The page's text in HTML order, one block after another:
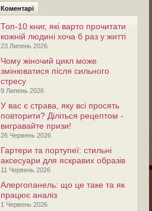
Коментарі
Топ-10 книг, які варто прочитати
кожній людині хоча б раз у житті
23 Липень 2026
Чому жіночий цикл може
змінюватися після сильного
стресу
9 Липень 2026
У вас є страва, яку всі просять
повторити? Діліться рецептом -
вигравайте призи!
26 Червень 2026
Гартери та портупеї: стильні
аксесуари для яскравих образів
11 Червень 2026
Алергопанель: що це таке та як
працює аналіз
1 Червень 2026